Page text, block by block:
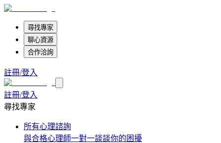
尋找專家
聊心資源
合作洽詢
註冊/登入
註冊/登入
尋找專家
所有心理諮詢
與合格心理師一對一談談你的困擾